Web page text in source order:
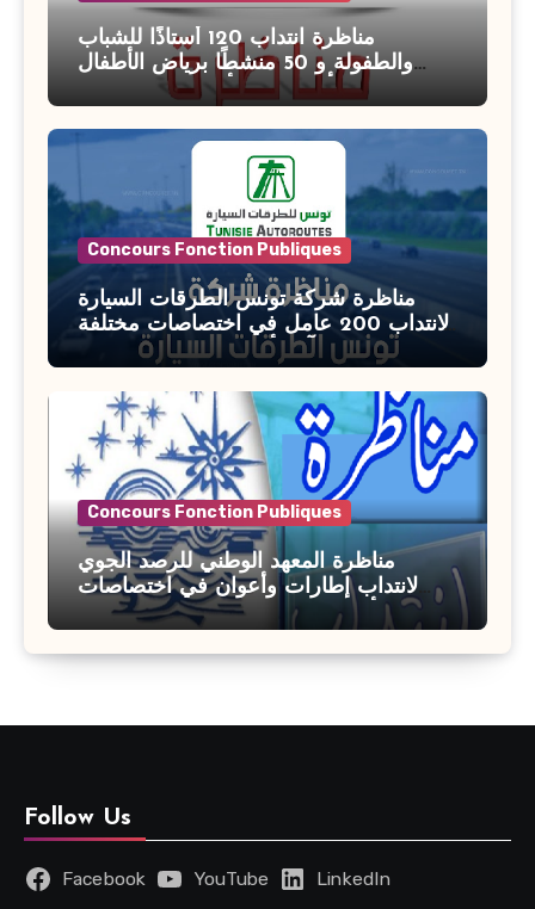
مناظرة انتداب 120 أستاذًا للشباب
والطفولة و 50 منشطًا برياض الأطفال
بوزارة الأسرة والمرأة والطفولة وكبار
السن آخر أجل للتسجيل : 27 جويلية 2026
Concours Fonction Publiques
مناظرة شركة تونس الطرقات السيارة
لانتداب 200 عامل في اختصاصات مختلفة
آخر أجل : 21 جويلية 2026
Concours Fonction Publiques
مناظرة المعهد الوطني للرصد الجوي
لانتداب إطارات وأعوان في اختصاصات
مختلفة : أخر اجل للترشح 27 جويلية 2026
Follow Us
Facebook YouTube LinkedIn